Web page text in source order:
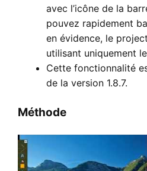
avec l’icône de la
pouvez rapidement
en évidence, le
utilisant uniquement
Cette fonctionnalité
de la version 1.8.7.
Méthode